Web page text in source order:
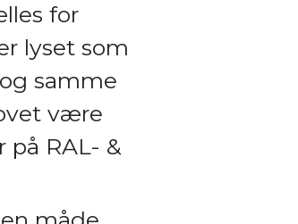
for
lyset som
samme
være
på RAL- &